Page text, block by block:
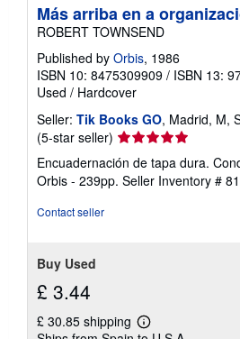
Más arriba en a
ROBERT TOWNSEND
Published by Orbis, 1986
ISBN 10: 8475309909 / ISBN 13:
Used / Hardcover
Seller: Tik Books GO, Madrid, M,
(5-star seller) Seller
rating
5
out
Encuadernación de tapa dura.
Orbis - 239pp. Seller Inventory #
Contact seller
Buy Used
£ 3.44
£ 30.85 shipping
Learn